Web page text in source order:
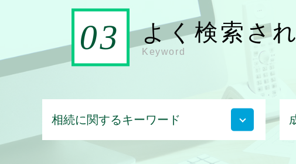
よく検索さ
Keyword
相続に関するキーワード
遺留分とは わかりやすく